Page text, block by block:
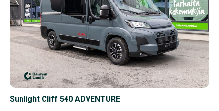
Sunlight Cliff 540 ADVENTURE